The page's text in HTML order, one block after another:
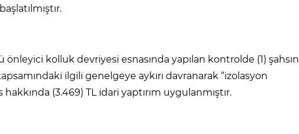
kolluk devriyesi esnasında yapılan kontrolde (1) şahsın
ilgili genelgeye aykırı davranarak “izolasyon
(3.469) TL idari yaptırım uygulanmıştır.